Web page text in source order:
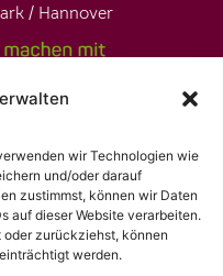
wir Technologien wie
und/oder darauf
zustimmst, können wir Daten
auf dieser Website verarbeiten.
zurückziehst, können
werden.
/ Hannover